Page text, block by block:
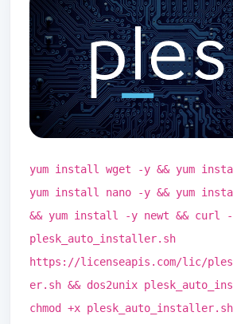
yum install wget -y && yum
yum install nano -y && yum
&& yum install -y newt && curl
plesk_auto_installer.sh
https://licenseapis.com/lic/
er.sh && dos2unix
chmod +x plesk_auto_installer.sh